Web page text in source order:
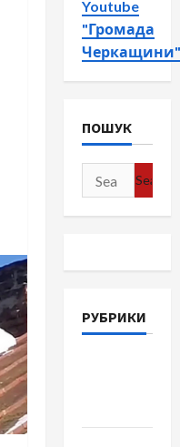
Youtube
"Громада
Черкащини"
ПОШУК
Search
for:
РУБРИКИ